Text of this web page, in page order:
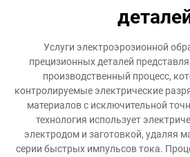
Услуги электроэрозионной
прецизионных деталей
производственный процесс,
контролируемые электрические
материалов с исключительной
технология использует
электродом и заготовкой, удаляя
серии быстрых импульсов тока.